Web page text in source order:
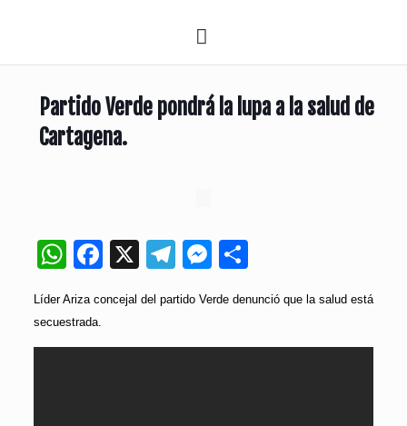
Partido Verde pondrá la lupa a la salud de
Cartagena.
WhatsApp
Facebook
X Telegram
Messenger
Compartir
Líder Ariza concejal del partido Verde denunció que la salud está
secuestrada.